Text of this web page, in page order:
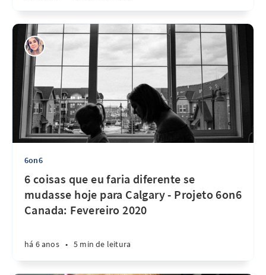
6on6
6 coisas que eu faria diferente se
mudasse hoje para Calgary - Projeto 6on6
Canada: Fevereiro 2020
há 6 anos • 5 min de leitura